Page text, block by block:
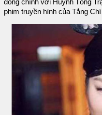
đóng chính với Huỳnh Tông
phim truyền hình của Tằng